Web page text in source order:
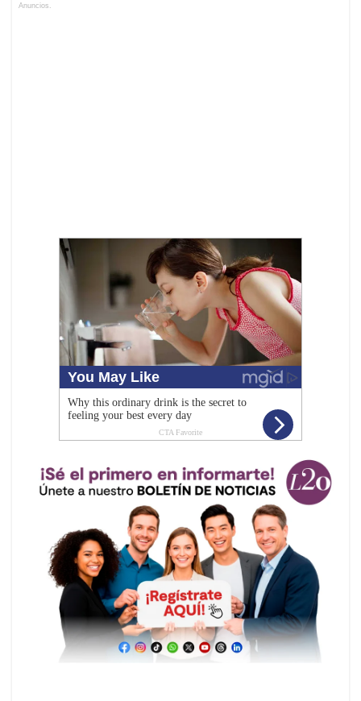
Anuncios.